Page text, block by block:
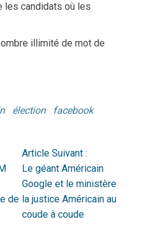
les candidats où les
illimité de mot de
élection
facebook
de
Article Suivant :
Le géant Américain
Google et le ministère
la justice Américain au
coude à coude